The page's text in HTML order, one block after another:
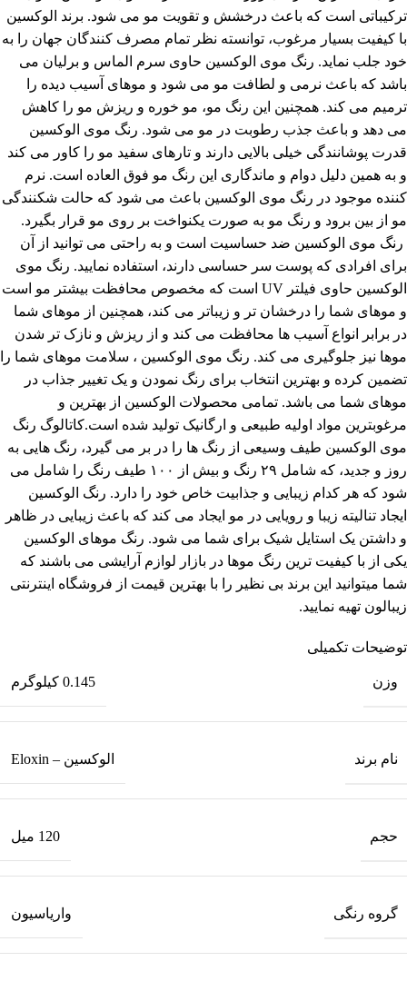
ترکیباتی است که باعث درخشش و تقویت مو می شود. برند الوکسین
با کیفیت بسیار مرغوب، توانسته نظر تمام مصرف کنندگان جهان را به
خود جلب نماید. رنگ موی الوکسین حاوی سرم الماس و برلیان می
باشد که باعث نرمی و لطافت مو می شود و موهای آسیب دیده را
ترمیم می کند. همچنین این رنگ مو، مو خوره و ریزش مو را کاهش
می دهد و باعث جذب رطوبت در مو می شود. رنگ موی الوکسین
قدرت پوشانندگی خیلی بالایی دارند و تارهای سفید مو را کاور می کند
و به همین دلیل دوام و ماندگاری این رنگ مو فوق العاده است. نرم
کننده موجود در رنگ موی الوکسین باعث می شود که حالت شکنندگی
مو از بین برود و رنگ مو به صورت یکنواخت بر روی مو قرار بگیرد.
رنگ موی الوکسین ضد حساسیت است و به راحتی می توانید از آن
برای افرادی که پوست سر حساسی دارند، استفاده نمایید. رنگ موی
الوکسین حاوی فیلتر UV است که مخصوص محافظت بیشتر مو است
و موهای شما را درخشان تر و زیباتر می کند، همچنین از موهای شما
در برابر انواع آسیب ها محافظت می کند و از ریزش و نازک تر شدن
موها نیز جلوگیری می کند. رنگ موی الوکسین ، سلامت موهای شما را
تضمین کرده و بهترین انتخاب برای رنگ نمودن و یک تغییر جذاب در
موهای شما می باشد. تمامی محصولات الوکسین از بهترین و
مرغوبترین مواد اولیه طبیعی و ارگانیک تولید شده است.کاتالوگ رنگ
موی الوکسین طیف وسیعی از رنگ ها را در بر می گیرد، رنگ هایی به
روز و جدید، که شامل ۲۹ رنگ و بیش از ۱۰۰ طیف رنگ را شامل می
شود که هر کدام زیبایی و جذابیت خاص خود را دارد. رنگ الوکسین
ایجاد تنالیته زیبا و رویایی در مو ایجاد می کند که باعث زیبایی در ظاهر
و داشتن یک استایل شیک برای شما می شود. رنگ موهای الوکسین
یکی از با کیفیت ترین رنگ موها در بازار لوازم آرایشی می باشند که
شما میتوانید این برند بی نظیر را با بهترین قیمت از فروشگاه اینترنتی
زیبالون تهیه نمایید.
توضیحات تکمیلی
وزن 0.145 کیلوگرم
نام برند الوکسین – Eloxin
حجم 120 میل
گروه رنگی واریاسیون